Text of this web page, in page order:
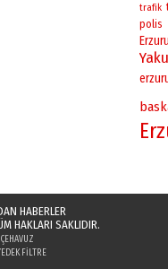
trafik
polis
HABERLER
HAKLARI SAKLIDIR.
FILTRE